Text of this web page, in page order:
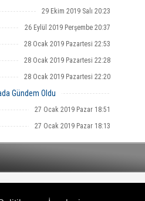
29 Ekim 2019 Salı 20:23
26 Eylül 2019 Perşembe 20:37
28 Ocak 2019 Pazartesi 22:53
28 Ocak 2019 Pazartesi 22:28
28 Ocak 2019 Pazartesi 22:20
Gündem Oldu
27 Ocak 2019 Pazar 19:28
27 Ocak 2019 Pazar 18:51
27 Ocak 2019 Pazar 18:13